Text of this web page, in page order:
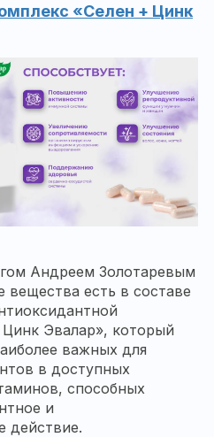
«Селен + Цинк
Андреем Золотаревым
вещества есть в составе
Эвалар», который
важных для
в доступных
способных
и
действие.